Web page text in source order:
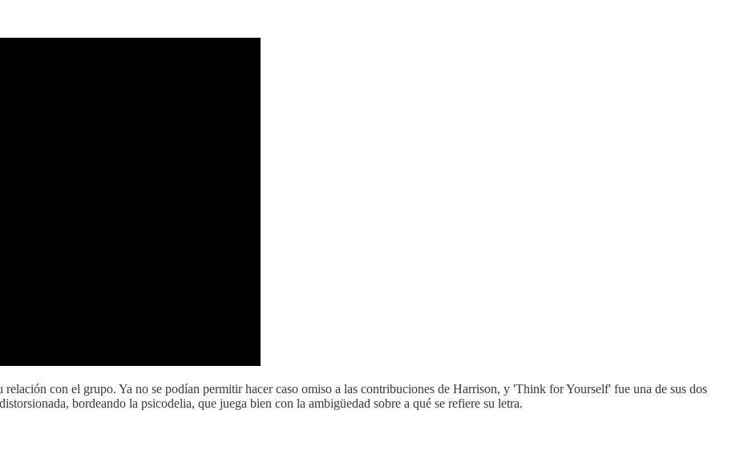
con el grupo. Ya no se podían permitir hacer caso omiso a las contribuciones de Harrison, y 'Think for Yourself' fue una de sus dos
bordeando la psicodelia, que juega bien con la ambigüedad sobre a qué se refiere su letra.